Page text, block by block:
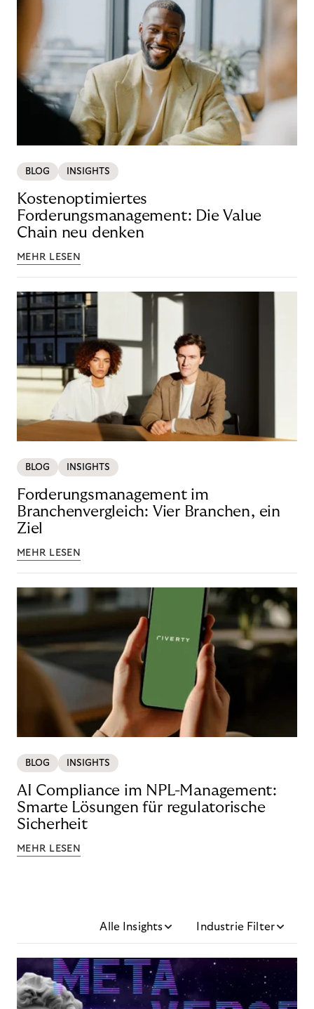
BLOG INSIGHTS
Kostenoptimiertes
Forderungsmanagement: Die Value
Chain neu denken
MEHR LESEN
BLOG INSIGHTS
Forderungsmanagement im
Branchenvergleich: Vier Branchen, ein
Ziel
MEHR LESEN
BLOG INSIGHTS
AI Compliance im NPL-Management:
Smarte Lösungen für regulatorische
Sicherheit
MEHR LESEN
Alle Insights Industrie Filter